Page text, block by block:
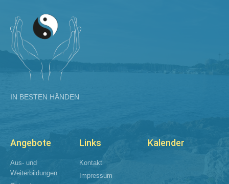
IN BESTEN HÄNDEN
Angebote
Aus- und
Weiterbildungen​
Links
Kontakt
Impressum
Kalender